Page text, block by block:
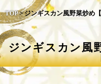
TOP>ジンギスカン風野菜炒め
ジンギスカン風